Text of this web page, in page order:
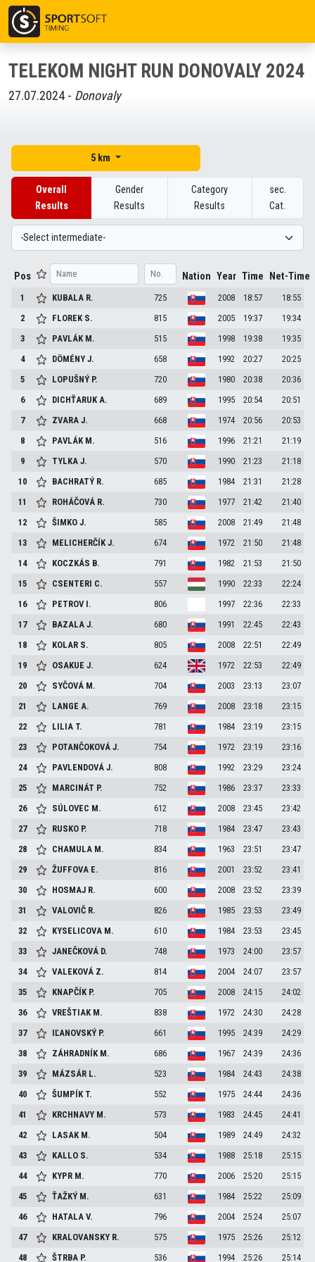
TELEKOM NIGHT RUN DONOVALY 2024
27.07.2024 - Donovaly
5 km
Overall
Results
Gender
Results
Category
Results
sec.
Cat.
Pos Nation Year Time Net-Time
1 KUBALA R. 725 2008 18:57
18:55
2
FLOREK S. 815 2005 19:37
19:34
3
PAVLÁK M. 515 1998 19:38
19:35
4
DÖMÉNYJ. 658 1992 20:27
20:25
5
LOPUŠNÝ P. 720 1980 20:38
20:36
6
DICHŤARUKA. 689 1995 20:54
20:51
7
ZVARAJ. 668 1974 20:56
20:53
8
PAVLÁK M. 516 1996 21:21
21:19
9
TYLKAJ. 570 1990 21:23
21:18
10
BACHRATÝ R. 685 1984 21:31
21:28
11
ROHÁČOVÁ R. 730 1977 21:42
21:40
12
ŠIMKOJ. 585 2008 21:49
21:48
13
MELICHERČÍKJ. 674 1972 21:50
21:48
14
KOCZKÁS B. 791 1982 21:53
21:50
15
CSENTERI C. 557 1990 22:33
22:24
16
PETROV I. 806 1997 22:36
22:33
17
BAZALAJ. 680 1991 22:45
22:43
18
KOLAR S. 805 2008 22:51
22:49
19
OSAKUEJ. 624 1972 22:53
22:49
20
SYČOVÁ M. 704 2003 23:13
23:07
21
LANGEA. 769 2008 23:18
23:15
22
LILIA T. 781 1984 23:19
23:15
23
POTANČOKOVÁJ. 754 1972 23:19
23:16
24
PAVLENDOVÁJ. 808 1992 23:29
23:24
25
MARCINÁT P. 752 1986 23:37
23:33
26
SÚLOVEC M. 612 2008 23:45
23:42
27
RUSKO P. 718 1984 23:47
23:43
28
CHAMULA M. 834 1963 23:51
23:47
29
ŽUFFOVA E. 816 2001 23:52
23:41
30
HOSMAJ R. 600 2008 23:52
23:39
31
VALOVIČ R. 826 1985 23:53
23:49
32
KYSELICOVA M. 610 1984 23:53
23:45
33
JANEČKOVÁ D. 748 1973 24:00
23:57
34
VALEKOVÁ Z. 814 2004 24:07
23:57
35
KNAPČÍK P. 705 2008 24:15
24:02
36
VREŠTIAK M. 838 1972 24:30
24:28
37
IĽANOVSKÝ P. 661 1995 24:39
24:29
38
ZÁHRADNÍK M. 686 1967 24:39
24:36
39
MÁZSÁR L. 523 1984 24:43
24:38
40
ŠUMPÍK T. 552 1975 24:44
24:36
41
KRCHNAVY M. 573 1983 24:45
24:41
42
LASAK M. 504 1989 24:49
24:32
43
KALLO S. 534 1988 25:18
25:15
44
KYPR M. 770 2006 25:20
25:15
45
ŤAŽKÝ M. 631 1984 25:22
25:09
46
HATALAV. 796 2004 25:24
25:07
47
KRALOVANSKY R. 575 1975 25:26
25:12
48
ŠTRBA P. 536 1994 25:26 25:14